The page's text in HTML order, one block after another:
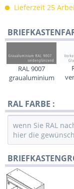
Lieferzeit 25
RAL 9007
graualuminium
RAL FARBE :